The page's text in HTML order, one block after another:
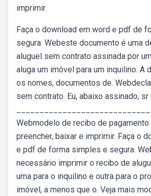
imprimir.
Faça o download em word e pdf de
segura. Webeste documento é uma
aluguel sem contrato assinada por
aluga um imóvel para um inquilino. A
os nomes, documentos de.
sem contrato. Eu, abaixo assinado, sr
Webmodelo de recibo de pagamento
preencher, baixar e imprimir. Faça o
e pdf de forma simples e segura.
necessário imprimir o recibo de
uma para o inquilino e outra para o
imóvel, a menos que o. Veja mais